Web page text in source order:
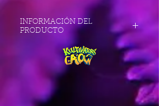
INFORMACIÓN DEL
PRODUCTO
Tipo Feminizada
Fotoperiodo Autofloreciente
Genética Watermelon Zkittlez x BF
Super Auto #1
Productividad en Exterior (g) 600-700